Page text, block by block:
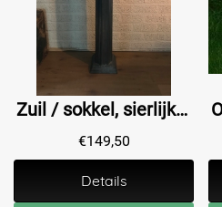
Zuil / sokkel, sierlijke pilaar gemaakt van hout, in Grieks-Romeinse stijl vervaardigd
€149,50
Details